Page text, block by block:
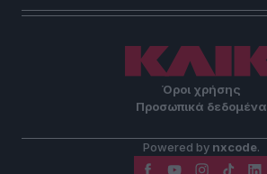
Όροι χρήσης
Προσωπικά δεδομένα
Powered by nxcode.